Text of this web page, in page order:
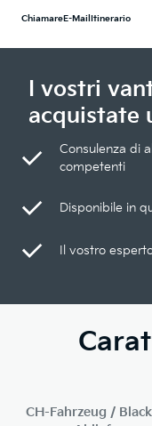
ChiamareE-Mail Itinerario
I vostri
acquistate
Consulenza di
competenti
Disponibile in
Il vostro
CH-Fahrzeug /